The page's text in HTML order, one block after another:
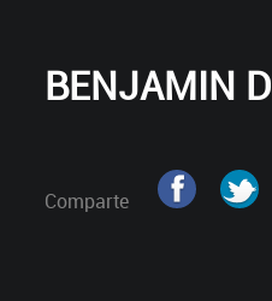
BENJAMIN D
Comparte